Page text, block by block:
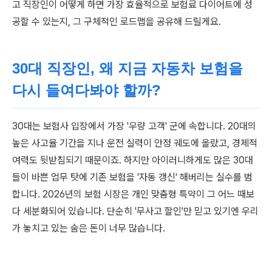
고 직장인이 어떻게 하면 가장 효율적으로 보험료 다이어트에 성
공할 수 있는지, 그 구체적인 로드맵을 공유해 드릴게요.
30대 직장인, 왜 지금 자동차 보험을
다시 들여다봐야 할까?
30대는 보험사 입장에서 가장 '우량 고객' 군에 속합니다. 20대의
높은 사고율 기간을 지나 운전 실력이 안정 궤도에 올랐고, 경제적
여력도 뒷받침되기 때문이죠. 하지만 아이러니하게도 많은 30대
들이 바쁜 업무 탓에 기존 보험을 '자동 갱신' 해버리는 실수를 범
합니다. 2026년의 보험 시장은 개인 맞춤형 특약이 그 어느 때보
다 세분화되어 있습니다. 단순히 '무사고 할인'만 믿고 있기엔 우리
가 놓치고 있는 숨은 돈이 너무 많습니다.